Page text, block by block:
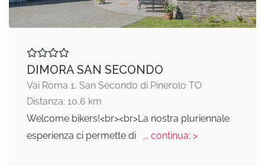
DIMORA SAN SECONDO
Vai Roma 1, San Secondo di Pinerolo TO
Distanza: 10,6 km
Welcome bikers!<br><br>La nostra pluriennale
esperienza ci permette di
... continua: >